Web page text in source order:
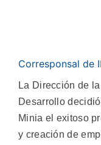
Corresponsal de
La Dirección de
Desarrollo
Minia el exitoso
y creación de